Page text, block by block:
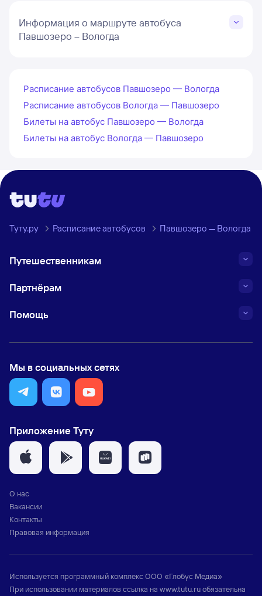
Информация о маршруте автобуса
Павшозеро – Вологда
Расписание автобусов Павшозеро — Вологда
Расписание автобусов Вологда — Павшозеро
Билеты на автобус Павшозеро — Вологда
Билеты на автобус Вологда — Павшозеро
Туту.ру Расписание автобусов Павшозеро — Вологда
Путешественникам
Партнёрам
Помощь
Мы в социальных сетях
Приложение Туту
О нас
Вакансии
Контакты
Правовая информация
Используется программный комплексООО «Глобус Медиа»
При использовании материалов ссылка на www.tutu.ruобязательна